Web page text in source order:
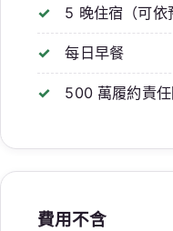
5 晚住宿（可依
每日早餐
500 萬履約責
費用不含